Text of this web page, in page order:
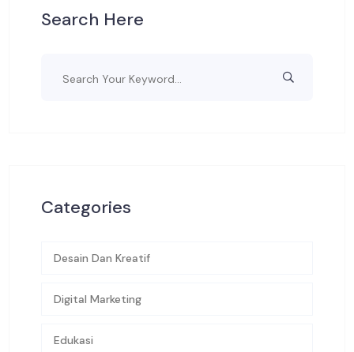
Search Here
Categories
Desain Dan Kreatif
Digital Marketing
Edukasi